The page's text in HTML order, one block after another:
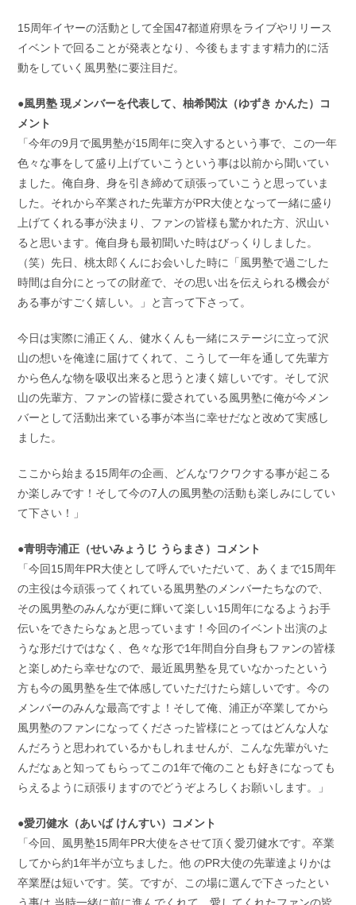
15周年イヤーの活動として全国47都道府県をライブやリリース
イベントで回ることが発表となり、今後もますます精力的に活
動をしていく風男塾に要注目だ。
●風男塾 現メンバーを代表して、柚希関汰（ゆずき かんた）コ
メント
「今年の9月で風男塾が15周年に突入するという事で、この一年
色々な事をして盛り上げていこうという事は以前から聞いてい
ました。俺自身、身を引き締めて頑張っていこうと思っていま
した。それから卒業された先輩方がPR大使となって一緒に盛り
上げてくれる事が決まり、ファンの皆様も驚かれた方、沢山い
ると思います。俺自身も最初聞いた時はびっくりしました。
（笑）先日、桃太郎くんにお会いした時に「風男塾で過ごした
時間は自分にとっての財産で、その思い出を伝えられる機会が
ある事がすごく嬉しい。」と言って下さって。
今日は実際に浦正くん、健水くんも一緒にステージに立って沢
山の想いを俺達に届けてくれて、こうして一年を通して先輩方
から色んな物を吸収出来ると思うと凄く嬉しいです。そして沢
山の先輩方、ファンの皆様に愛されている風男塾に俺が今メン
バーとして活動出来ている事が本当に幸せだなと改めて実感し
ました。
ここから始まる15周年の企画、どんなワクワクする事が起こる
か楽しみです！そして今の7人の風男塾の活動も楽しみにしてい
て下さい！」
●青明寺浦正（せいみょうじ うらまさ）コメント
「今回15周年PR大使として呼んでいただいて、あくまで15周年
の主役は今頑張ってくれている風男塾のメンバーたちなので、
その風男塾のみんなが更に輝いて楽しい15周年になるようお手
伝いをできたらなぁと思っています！今回のイベント出演のよ
うな形だけではなく、色々な形で1年間自分自身もファンの皆様
と楽しめたら幸せなので、最近風男塾を見ていなかったという
方も今の風男塾を生で体感していただけたら嬉しいです。今の
メンバーのみんな最高ですよ！そして俺、浦正が卒業してから
風男塾のファンになってくださった皆様にとってはどんな人な
んだろうと思われているかもしれませんが、こんな先輩がいた
んだなぁと知ってもらってこの1年で俺のことも好きになっても
らえるように頑張りますのでどうぞよろしくお願いします。」
●愛刃健水（あいば けんすい）コメント
「今回、風男塾15周年PR大使をさせて頂く愛刃健水です。卒業
してから約1年半が立ちました。他 のPR大使の先輩達よりかは
卒業歴は短いです。笑。ですが、この場に選んで下さったとい
う事は 当時一緒に前に進んでくれて、愛してくれたファンの皆